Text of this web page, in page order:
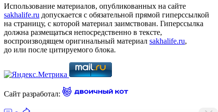
Использование материалов, опубликованных на сайте
sakhalife.ru допускается с обязательной прямой гиперссылкой
на страницу, с которой материал заимствован. Гиперссылка
должна размещаться непосредственно в тексте,
воспроизводящем оригинальный материал sakhalife.ru,
до или после цитируемого блока.
Сайт разработал: